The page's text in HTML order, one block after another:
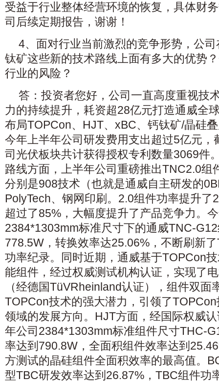
受益于行业整体经营环境的恢复，具体财
司后续定期报告，谢谢！
4、面对行业当前激烈的竞争形势，公
钛矿这些新的技术路线上面有多大的优势
行业的风险？
答：投资者您好，公司一直高度重视技
力的持续提升，耗资超28亿元打造通威全
布局TOPCon、HJT、xBC、钙钛矿/晶硅
今年上半年公司研发费用支出超过5亿元，
司光伏板块共计获得授权专利数量3069件
路线方面，上半年公司重磅推出TNC2.0组
分别是908技术（也就是通威自主研发的
PolyTech、钢网印刷。2.0组件功率提升了
超过了85%，大幅度提升了产品竞争力。
2384*1303mm标准尺寸下的通威TNC-
778.5W，转换效率达25.06%，不断刷新
功率纪录。同时近期，通威基于TOPCon
能组件，经过权威测试机构认证，实现了
（经德国TüVRheinland认证），组件双面
TOPCon技术的强大潜力，引领了
领域的发展方向。HJT方面，经国际权威
年公司2384*1303mm标准组件尺寸THC-
率达到790.8W，全面积组件效率达到
方测试的晶硅组件全面积效率的最高值。
型TBC研发效率达到26.87%，TBC组件功